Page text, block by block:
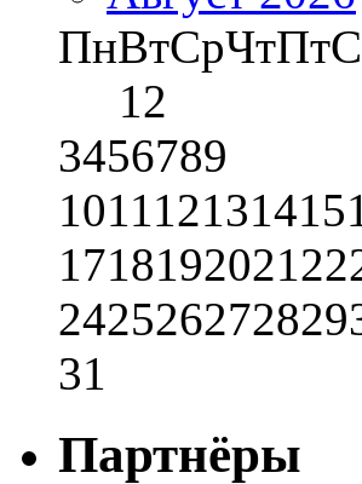
ПнВтСрЧтПт
12
3456789
101112131415
171819202122
242526272829
31
Партнёры